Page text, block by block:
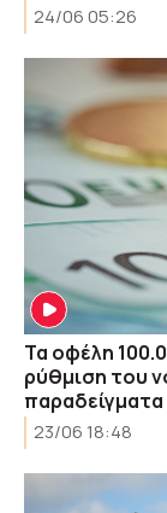
24/06 05:26
Τα οφέλη
ρύθμιση του
παραδείγματα
23/06 18:48